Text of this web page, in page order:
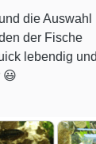
plus
und im super